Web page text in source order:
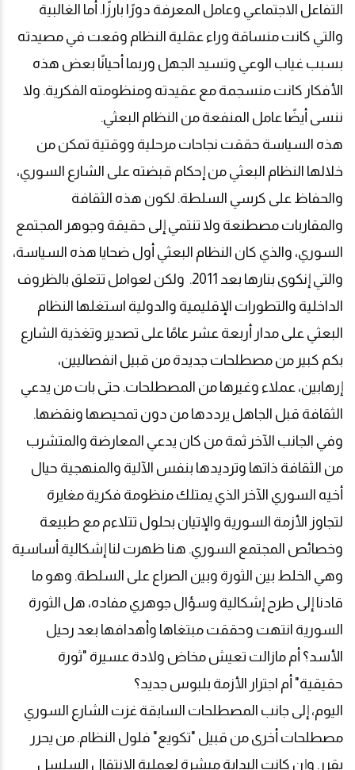
التفاعل الاجتماعي وعامل المعرفة دورًا بارزًا. أما الغالبية
والتي كانت منساقة وراء عقلية النظام وقعت في مصيدته
بسبب غياب الوعي وتسيد الجهل وربما أحيانًا بعض هذه
الأفكار كانت منسجمة مع عقيدته ومنظومته الفكرية. ولا
ننسى أيضًا عامل المنفعة من النظام البعثي.
هذه السياسة حققت نجاحات مرحلية ووقتية تمكن من
خلالها النظام البعثي من إحكام قبضته على الشارع السوري،
والحفاظ على كرسي السلطة. لكون هذه الثقافة
والمقاربات مصطنعة ولا تنتمي إلى حقيقة وجوهر المجتمع
السوري، والذي كان النظام البعثي أول ضحايا هذه السياسة،
والتي إنكوى بنارها بعد 2011. ولكن لعوامل تتعلق بالظروف
الداخلية والتطورات الإقليمية والدولية استغلها النظام
البعثي على مدار أربعة عشر عامًا على تصدير وتغذية الشارع
بكم كبير من مصطلحات جديدة من قبيل انفصاليين،
إرهابين، عملاء وغيرها من المصطلحات. حتى بات من يدعي
الثقافة قبل الجاهل يرددها من دون تمحيصها ونقضها.
وفي الجانب الآخر ثمة من كان يدعي المعارضة والمتشرب
من الثقافة ذاتها وترديدها بنفس الآلية والمنهجية حيال
أخيه السوري الآخر الذي يمتلك منظومة فكرية مغايرة
لتجاوز الأزمة السورية والإتيان بحلول تتلاءم مع طبيعة
وخصائص المجتمع السوري. هنا ظهرت لنا إشكالية أساسية
وهي الخلط بين الثورة وبين الصراع على السلطة. وهو ما
قادنا إلى طرح إشكالية وسؤال جوهري مفاده، هل الثورة
السورية انتهت وحققت مبتغاها وأهدافها بعد رحيل
الأسد؟ أم مازالت تعيش مخاض ولادة عسيرة "ثورة
حقيقية" أم اجترار الأزمة بلبوس جديد؟
اليوم، إلى جانب المصطلحات السابقة غزت الشارع السوري
مصطلحات أخرى من قبيل "تكويع" فلول النظام. من يحرر
يقرر. وإن كانت البداية مبشرة لعملية الانتقال السلسل